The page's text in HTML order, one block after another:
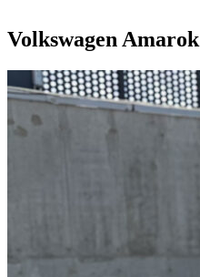
Volkswagen Amarok